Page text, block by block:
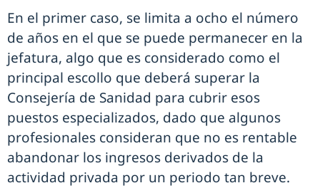
En el primer caso, se limita a ocho el número
de años en el que se puede permanecer en la
jefatura, algo que es considerado como el
principal escollo que deberá superar la
Consejería de Sanidad para cubrir esos
puestos especializados, dado que algunos
profesionales consideran que no es rentable
abandonar los ingresos derivados de la
actividad privada por un periodo tan breve.